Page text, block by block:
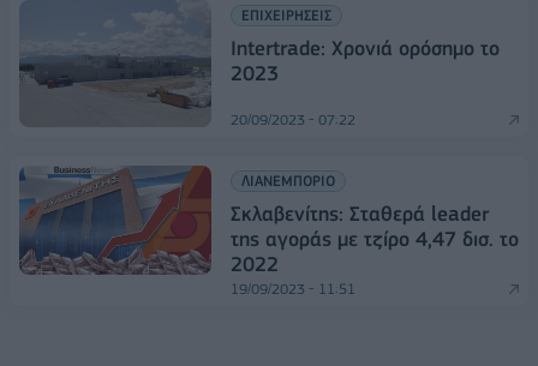
ΕΠΙΧΕΙΡΗΣΕΙΣ
Ιntertrade: Χρονιά ορόσημο το
2023
20/09/2023 - 07:22
ΛΙΑΝΕΜΠΟΡΙΟ
Σκλαβενίτης: Σταθερά leader
της αγοράς με τζίρο 4,47 δισ. το
2022
19/09/2023 - 11:51